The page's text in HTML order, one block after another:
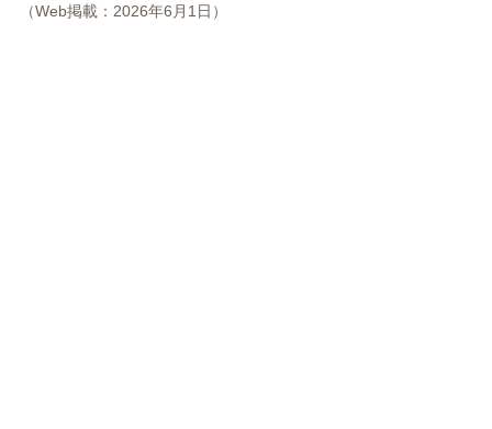
（Web掲載：2026年6月1日）